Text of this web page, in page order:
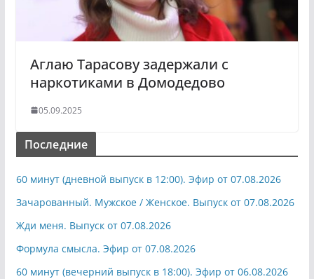
Аглаю Тарасову задержали с
наркотиками в Домодедово
05.09.2025
Последние
60 минут (дневной выпуск в 12:00). Эфир от 07.08.2026
Зачарованный. Мужское / Женское. Выпуск от 07.08.2026
Жди меня. Выпуск от 07.08.2026
Формула смысла. Эфир от 07.08.2026
60 минут (вечерний выпуск в 18:00). Эфир от 06.08.2026